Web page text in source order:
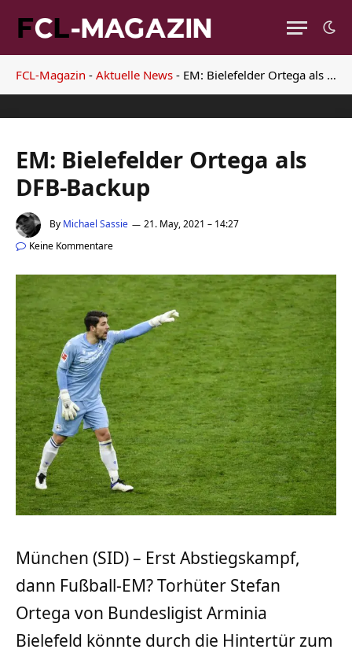
FCL-Magazin - Aktuelle News - EM: Bielefelder Ortega als DFB-Backup
EM: Bielefelder Ortega als
DFB-Backup
By Michael Sassie
21. May, 2021 – 14:27
Keine Kommentare
München (SID) – Erst Abstiegskampf,
dann Fußball-EM? Torhüter Stefan
Ortega von Bundesligist Arminia
Bielefeld könnte durch die Hintertür zum